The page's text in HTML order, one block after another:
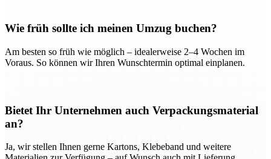
Wie früh sollte ich meinen Umzug buchen?
Am besten so früh wie möglich – idealerweise 2–4 Wochen im
Voraus. So können wir Ihren Wunschtermin optimal einplanen.
Bietet Ihr Unternehmen auch Verpackungsmaterial
an?
Ja, wir stellen Ihnen gerne Kartons, Klebeband und weitere